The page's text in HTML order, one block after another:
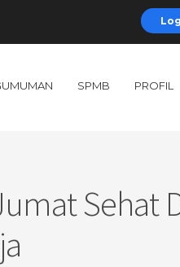
SPMB PROFIL
Sehat